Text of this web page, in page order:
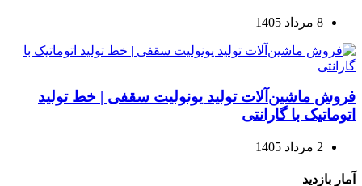
8 مرداد 1405
فروش ماشین‌آلات تولید یونولیت سقفی | خط تولید
اتوماتیک با گارانتی
2 مرداد 1405
آمار بازدید